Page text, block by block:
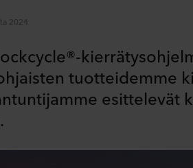
2024
tuotteidemme
esittelevät